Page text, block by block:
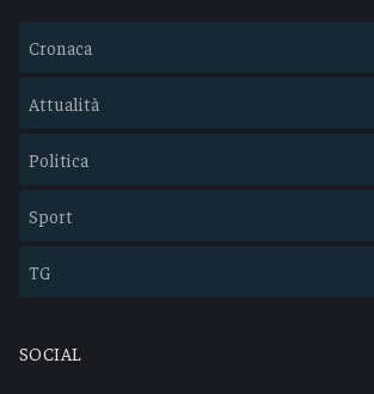
Cronaca
Attualità
Politica
Sport
TG
SOCIAL